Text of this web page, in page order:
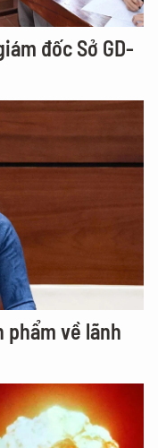
đốc Sở GD-
phẩm về lãnh